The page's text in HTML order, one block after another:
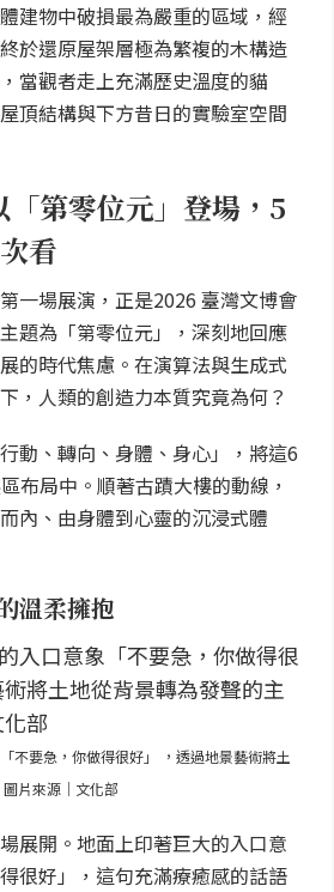
建物中破損最為嚴重的區域，經
於還原屋架層極為繁複的木構造
當觀者走上充滿歷史溫度的貓
頂結構與下方昔日的實驗室空間
第零位元」登場，5
看
一場展演，正是2026 臺灣文博會
題為「第零位元」，深刻地回應
的時代焦慮。在演算法與生成式
，人類的創造力本質究竟為何？
動、轉向、身體、身心」，將這6
布局中。順著古蹟大樓的動線，
內、由身體到心靈的沉浸式體
溫柔擁抱
不要急，你做得很好」 ，透過地景藝術將土
片來源｜文化部
展開。地面上印著巨大的入口意
很好」，這句充滿療癒感的話語